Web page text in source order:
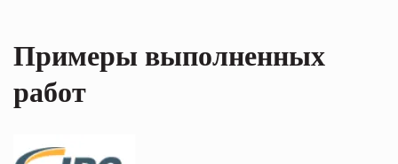
Примеры выполненных
работ